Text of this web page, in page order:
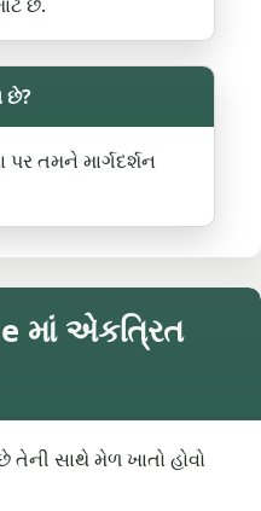
છે?
તમને માર્ગદર્શન
માં એકત્રિત
તેની સાથે મેળ ખાતો હોવો